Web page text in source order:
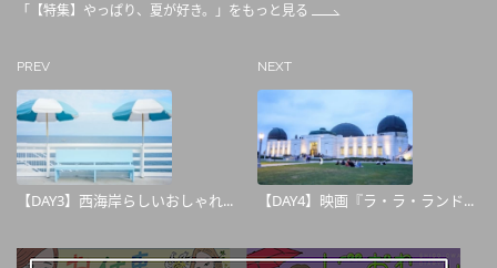
「【特集】やっぱり、夏が好き。」をもっと見る
PREV
【DAY3】西海岸らしいおしゃれ...
NEXT
【DAY4】映画『ラ・ラ・ランド...